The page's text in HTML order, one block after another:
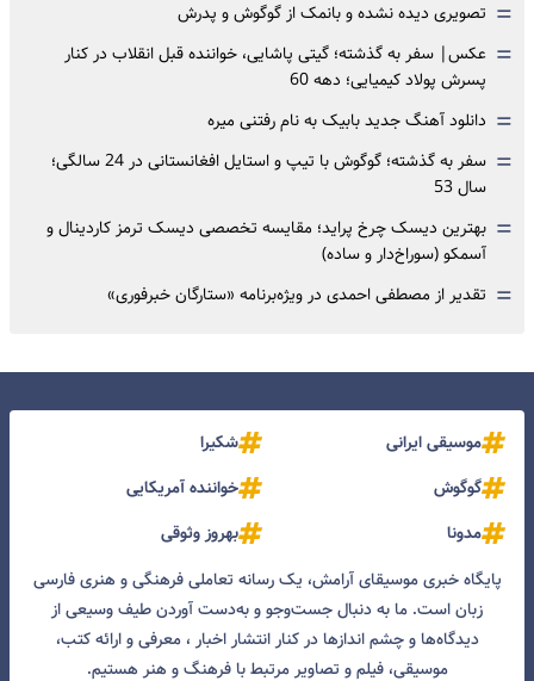
= تصویری دیده نشده و بانمک از گوگوش و پدرش
= عکس| سفر به گذشته؛ گیتی پاشایی، خواننده قبل انقلاب در کنار
پسرش پولاد کیمیایی؛ دهه 60
= دانلود آهنگ جدید بابیک به نام رفتنی میره
=
سفر به گذشته؛ گوگوش با تیپ و استایل افغانستانی در 24 سالگی؛
سال 53
= بهترین دیسک چرخ پراید؛ مقایسه تخصصی دیسک ترمز کاردینال و
آسمکو (سوراخ‌دار و ساده)
= تقدیر از مصطفی احمدی در ویژه‌برنامه «ستارگان خبرفوری»
موسیقی ایرانی
شکیرا
گوگوش
خواننده آمریکایی
مدونا
بهروز وثوقی
پایگاه خبری موسیقای آرامش، یک رسانه تعاملی فرهنگی و هنری فارسی
زبان است. ما به دنبال جست‌و‌جو و به‌دست آوردن طیف وسیعی از
دیدگاه‌ها و چشم انداز‌ها در کنار انتشار اخبار ، معرفی و ارائه کتب،
موسیقی، فیلم و تصاویر مرتبط با فرهنگ و هنر هستیم.